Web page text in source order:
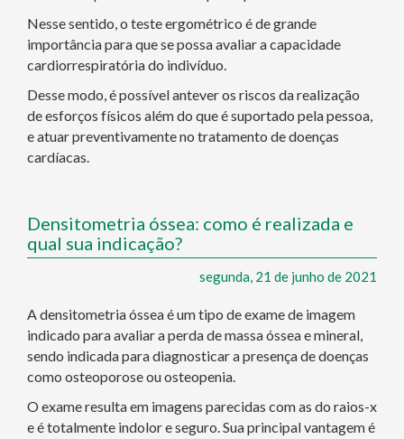
Nesse sentido, o teste ergométrico é de grande
importância para que se possa avaliar a capacidade
cardiorrespiratória do indivíduo.
Desse modo, é possível antever os riscos da realização
de esforços físicos além do que é suportado pela pessoa,
e atuar preventivamente no tratamento de doenças
cardíacas.
Densitometria óssea: como é realizada e
qual sua indicação?
segunda, 21 de junho de 2021
A densitometria óssea é um tipo de exame de imagem
indicado para avaliar a perda de massa óssea e mineral,
sendo indicada para diagnosticar a presença de doenças
como osteoporose ou osteopenia.
O exame resulta em imagens parecidas com as do raios-x
e é totalmente indolor e seguro. Sua principal vantagem é